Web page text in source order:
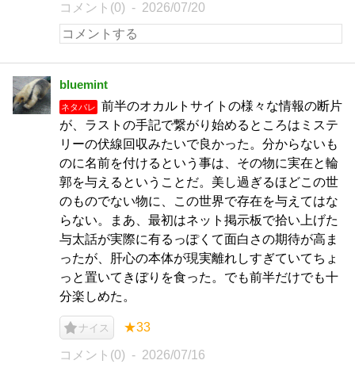
コメント(0) 2026/07/20
bluemint
ネタバレ
前半のオカルトサイトの様々な情報の断片
が、ラストの手記で繋がり始めるところはミステ
リーの伏線回収みたいで良かった。分からないも
のに名前を付けるという事は、その物に実在と輪
郭を与えるということだ。美し過ぎるほどこの世
のものでない物に、この世界で存在を与えてはな
らない。まあ、最初はネット掲示板で拾い上げた
与太話が実際に有るっぽくて面白さの期待が高ま
ったが、肝心の本体が現実離れしすぎていてちょ
っと置いてきぼりを食った。でも前半だけでも十
分楽しめた。
ナイス ★33
コメント(0) 2026/07/16